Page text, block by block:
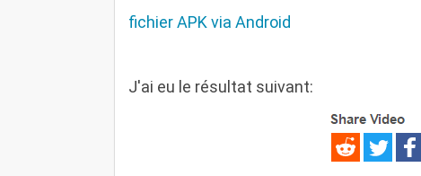
fichier APK via Android
J'ai eu le résultat suivant: